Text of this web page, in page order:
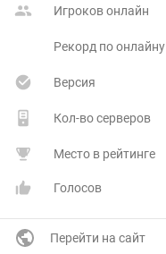
Игроков онлайн
Рекорд по онлайну
Версия
Кол-во серверов
Место в рейтинге
Голосов
Перейти на сайт